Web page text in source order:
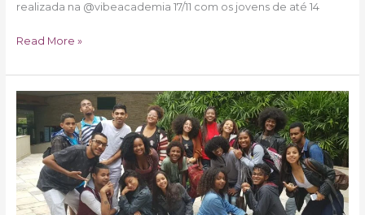
realizada na @vibeacademia 17/11 com os jovens de até 14
Read More »
Juntos
–
Projeto
Juntos
SP